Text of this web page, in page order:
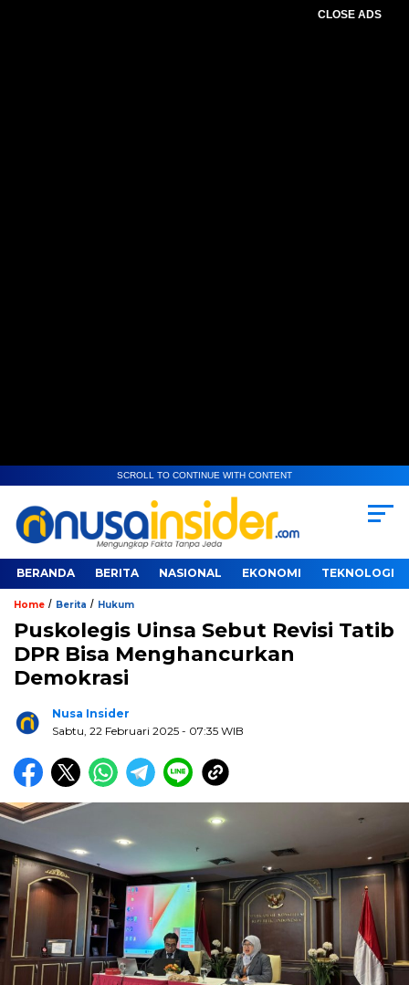
CLOSE ADS
SCROLL TO CONTINUE WITH CONTENT
BERANDA BERITA NASIONAL EKONOMI TEKNOLOGI
Home / Berita / Hukum
Puskolegis Uinsa Sebut Revisi Tatib
DPR Bisa Menghancurkan
Demokrasi
Nusa Insider
Sabtu, 22 Februari 2025 - 07:35 WIB